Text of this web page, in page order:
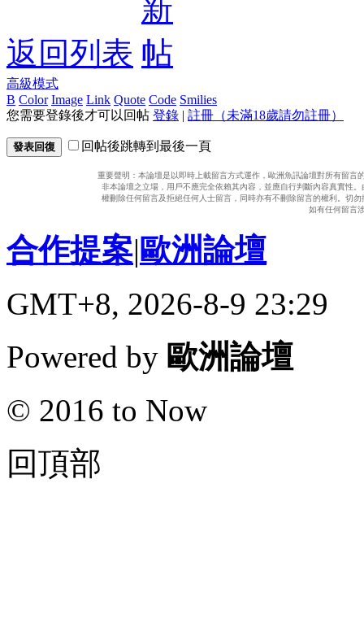
返回列表
高級模式
B Color Image Link Quote Code Smilies
您需要登錄後才可以回帖 登錄 | 註冊（未滿18歲請勿註冊）
發表回復 回帖後跳轉到最後一頁
重要聲明：本論壇是以即時上載留言方式運作，歐洲魚訊論壇對所有留
非本論壇之立場，用戶不應完全依賴其內容，並應自行判斷內容真實性
權刪除任何留言及拒絕任何人士留言，同時亦有不刪除留言的權利。切
如有任何留言
合作提案|歐洲論壇
GMT+8, 2026-8-9 23:29
Powered by 歐洲論壇
© 2016 to Now
回頂部